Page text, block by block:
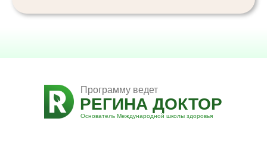
РЕГИНА ДОКТОР
Основатель Международной школы здоровья
Программу ведет